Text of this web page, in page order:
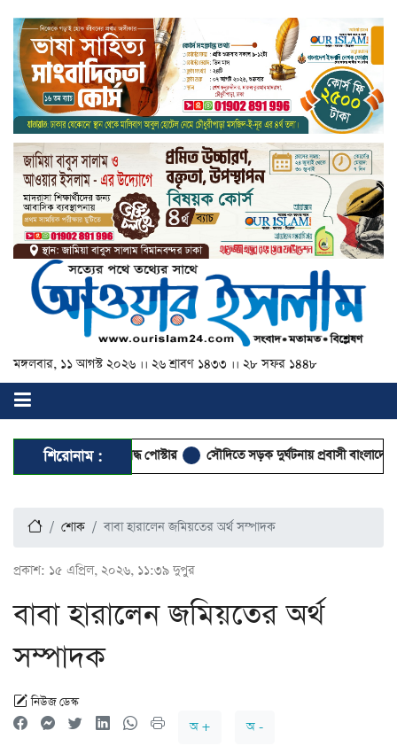
মঙ্গলবার, ১১ আগস্ট ২০২৬ ।। ২৬ শ্রাবণ ১৪৩৩ ।। ২৮ সফর ১৪৪৮
শিরোনাম :
চূড়ান্ত: নিষিদ্ধ পোস্টার সৌদিতে সড়ক দুর্ঘটনায় প্রবাসী বাংলাদেশির মৃত্যু
শোক বাবা হারালেন জমিয়তের অর্থ সম্পাদক
প্রকাশ: ১৫ এপ্রিল, ২০২৬, ১১:৩৯ দুপুর
বাবা হারালেন জমিয়তের অর্থ
সম্পাদক
নিউজ ডেস্ক
অ +
অ -